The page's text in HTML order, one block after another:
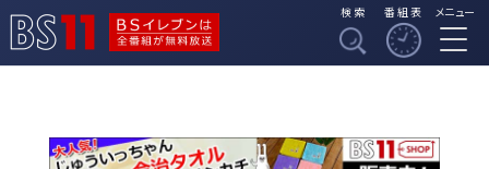
BSイレブンは全番組
検索 番組表 メニュー